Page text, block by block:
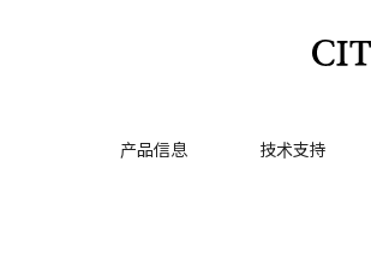
产品信息 技术支持